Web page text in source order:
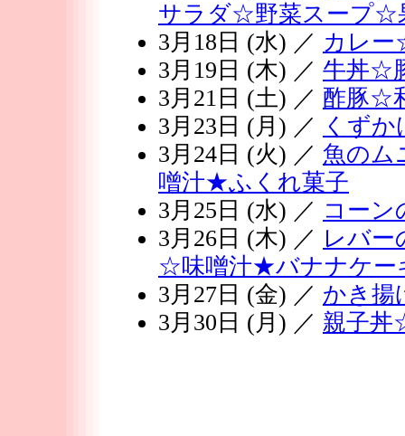
サラダ☆野菜スープ☆
3月18日 (水) ／ カレ
3月19日 (木) ／ 牛丼☆
3月21日 (土) ／ 酢豚☆
3月23日 (月) ／ くず
3月24日 (火) ／ 魚の
噌汁★ふくれ菓子
3月25日 (水) ／ コー
3月26日 (木) ／ レバ
☆味噌汁★バナナケー
3月27日 (金) ／ かき
3月30日 (月) ／ 親子